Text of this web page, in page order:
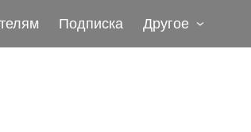
Подписка Другое